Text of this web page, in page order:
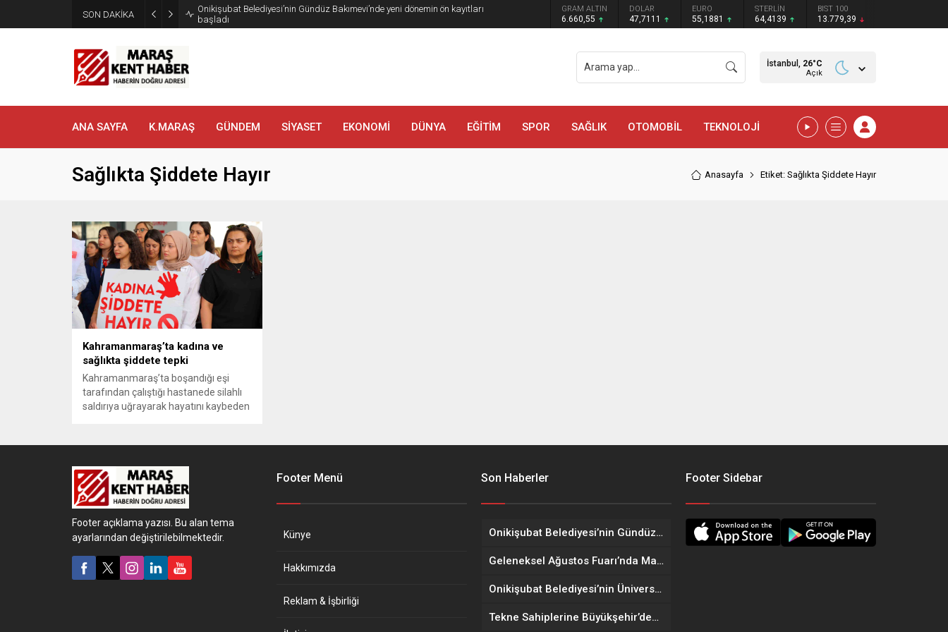
SON DAKİKA
Onikişubat Belediyesi’nin Gündüz Bakımevi’nde yeni dönemin ön kayıtları
başladı
GRAM ALTIN
6.660,55
DOLAR
47,7111
EURO
55,1881
STERLİN
64,4139
BIST 100
13.779,39
İstanbul, 26°C
Açık
ANA SAYFA K.MARAŞ GÜNDEM SİYASET EKONOMİ DÜNYA EĞİTİM SPOR SAĞLIK OTOMOBİL TEKNOLOJİ
Sağlıkta Şiddete Hayır Anasayfa Etiket: Sağlıkta Şiddete Hayır
Kahramanmaraş’ta kadına ve
sağlıkta şiddete tepki
Kahramanmaraş’ta boşandığı eşi
tarafından çalıştığı hastanede silahlı
saldırıya uğrayarak hayatını kaybeden
hastanede sağlık çalışanları ve
yapıldı. Yapılan açıklamada, kadın ve
sağlıkta şiddet lanetlendi.
Footer açıklama yazısı. Bu alan tema
ayarlarından değiştirilebilmektedir.
Footer Menü
Künye
Hakkımızda
Reklam & İşbirliği
Son Haberler
Onikişubat Belediyesi’nin Gündüz Bakımevi’nde yeni dönemin ön kayıtları başladı
Geleneksel Ağustos Fuarı’nda Madrigal Coşkusu
Onikişubat Belediyesi’nin Üniversite Hazırlık Kursu başvurularında son gün 7 Ağustos
Tekne Sahiplerine Büyükşehir’den Kritik Uyarı; Belgelerinizi Kontrol Edin!
Footer Sidebar